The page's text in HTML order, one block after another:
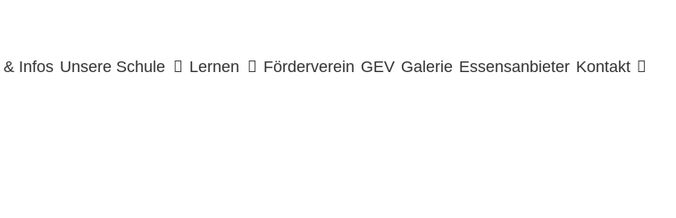
& Infos Unsere Schule Lernen Förderverein GEV Galerie Essensanbieter Kontakt